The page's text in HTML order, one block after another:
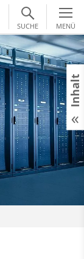
SUCHE MENÜ
Inhalt